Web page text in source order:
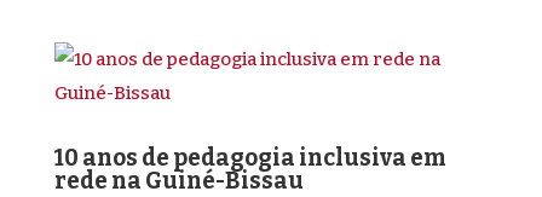
10 anos de pedagogia inclusiva em
rede na Guiné-Bissau